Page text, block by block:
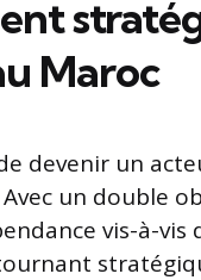
Maroc
devenir un
un double
vis-à-vis